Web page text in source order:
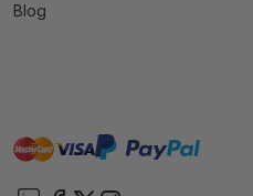
Blog
mastervisa paypal